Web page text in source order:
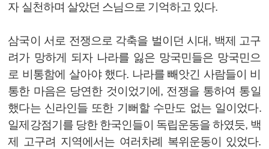
자 실천하며 살았던 스님으로 기억하고 있다.
삼국이 서로 전쟁으로 각축을 벌이던 시대, 백제 고구
려가 망하게 되자 나라를 잃은 망국민들은 망국민으
로 비통함에 살아야 했다. 나라를 빼앗긴 사람들이 비
통한 마음은 당연한 것이었기에, 전쟁을 통하여 통일
했다는 신라인들 또한 기뻐할 수만도 없는 일이었다.
일제강점기를 당한 한국인들이 독립운동을 하였듯, 백
제 고구려 지역에서는 여러차례 복위운동이 있었다.